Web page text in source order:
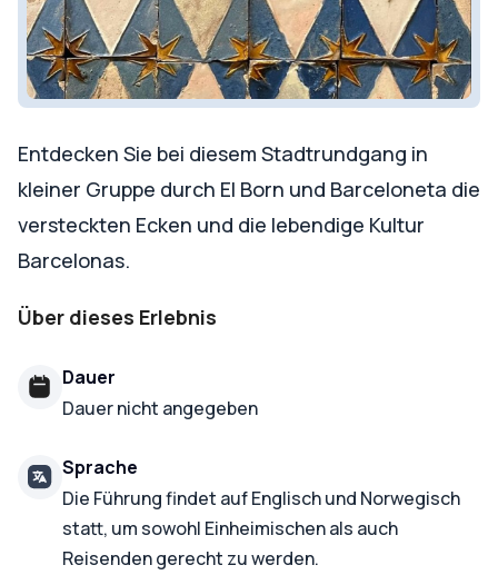
Entdecken Sie bei diesem Stadtrundgang in
kleiner Gruppe durch El Born und Barceloneta die
versteckten Ecken und die lebendige Kultur
Barcelonas.
Über dieses Erlebnis
Dauer
Dauer nicht angegeben
Sprache
Die Führung findet auf Englisch und Norwegisch
statt, um sowohl Einheimischen als auch
Reisenden gerecht zu werden.